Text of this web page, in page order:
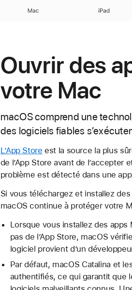
Mac iPad
Ouvrir des
votre Mac
macOS comprend une
des logiciels fiables
L’App Store est la source la plus
de l’App Store avant de l’accepter
problème est détecté dans une
Si vous téléchargez et installez
macOS continue à protéger votre
Lorsque vous installez des
pas de l’App Store, macOS
logiciel provient d’un
Par défaut, macOS Catalina et
authentifiés, ce qui garantit que